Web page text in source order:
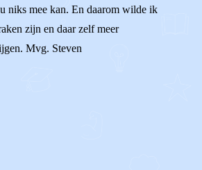
niks mee kan. En daarom wilde ik
zijn en daar zelf meer
Mvg. Steven